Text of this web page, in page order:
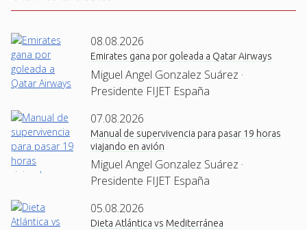
08.08.2026
Emirates gana por goleada a Qatar Airways
Miguel Angel Gonzalez Suárez ·
Presidente FIJET España
07.08.2026
Manual de supervivencia para pasar 19 horas
viajando en avión
Miguel Angel Gonzalez Suárez ·
Presidente FIJET España
05.08.2026
Dieta Atlántica vs Mediterránea